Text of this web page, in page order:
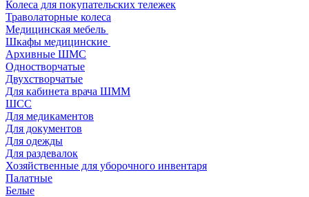
Колеса для покупательских тележек
Траволаторные колеса
Медицинская мебель
Шкафы медицинские
Архивные ШМС
Одностворчатые
Двухстворчатые
Для кабинета врача ШММ
ШСС
Для медикаментов
Для документов
Для одежды
Для раздевалок
Хозяйственные для уборочного инвентаря
Палатные
Белые